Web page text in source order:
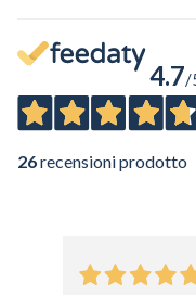
4.7/
26recensioni prodotto